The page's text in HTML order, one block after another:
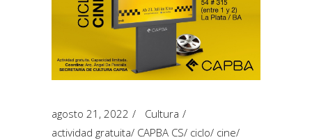
agosto 21, 2022
Cultura
actividad gratuita/ CAPBA CS/ ciclo/ cine/